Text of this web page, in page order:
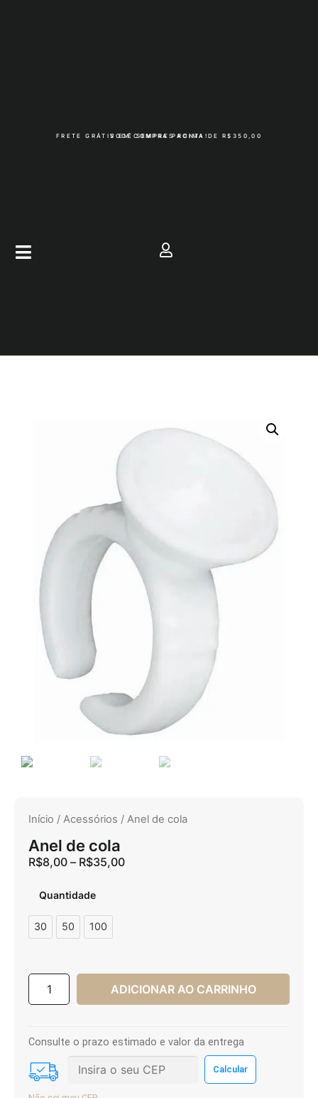
/ / Anel de cola
Anel de cola
R$8,00 R$35,00
Quantidade
30 50 100
ADICIONAR AO CARRINHO
Consulte o prazo estimado e valor da entrega